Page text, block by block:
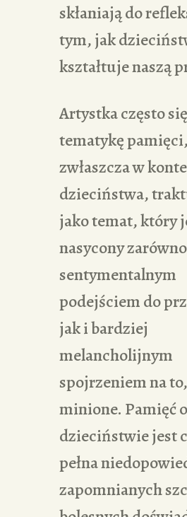
skłaniają do
tym, jak
kształtuje naszą
Artystka często
tematykę pamięci,
zwłaszcza w
dzieciństwa,
jako temat, który
nasycony zarówno
sentymentalnym
podejściem do
jak i bardziej
melancholijnym
spojrzeniem na
minione. Pamięć o
dzieciństwie jest
pełna
zapomnianych